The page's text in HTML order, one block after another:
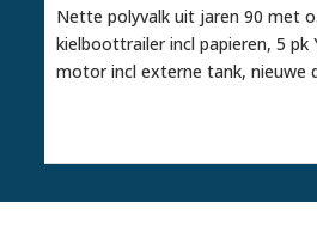
Nette polyvalk uit jaren 90 met
kielboottrailer incl papieren, 5
motor incl externe tank, nieuwe